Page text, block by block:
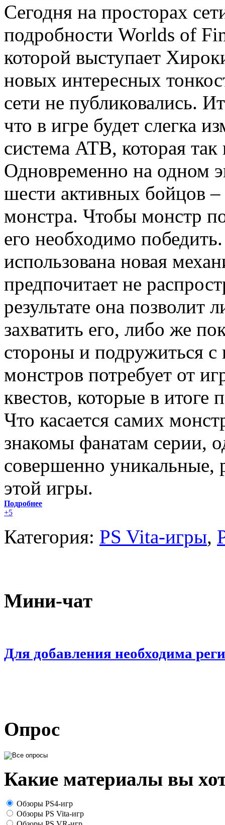
Сегодня на просторах
подробности Worlds of
которой выступает
новых интересных
сети не публиковались.
что в игре будет слегка
система ATB, которая
Одновременно на одном
шести активных бойцов
монстра. Чтобы монстр
его необходимо
использована новая
предпочитает не
результате она позволит
захватить его, либо же
стороны и подружиться с
монстров потребует от
квестов, которые в итоге
Что касается самих
знакомы фанатам серии,
совершенно уникальные,
этой игры.
Подробнее
+5
Категория: PS Vita-игры,
Мини-чат
Для добавления необходима
Опрос
Какие материалы вы
Обзоры PS4-игр
Обзоры PS Vita-игр